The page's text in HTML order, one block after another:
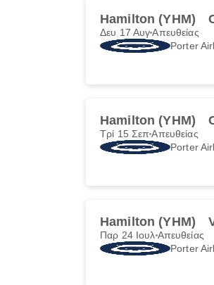
Hamilton (YHM)
Δευ 17 ΑυγΑπευθείας
Porter
Hamilton (YHM)
Τρί 15 ΣεπΑπευθείας
Porter
Hamilton (YHM)
Παρ 24 Ιουλ Απευθείας
Porter